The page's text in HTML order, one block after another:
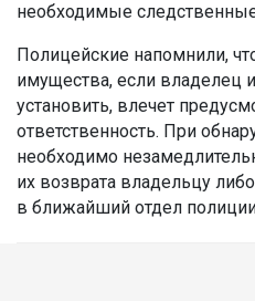
необходимые
Полицейские напомнили,
имущества, если владелец
установить, влечет
ответственность. При
необходимо
их возврата владельцу
в ближайший отдел